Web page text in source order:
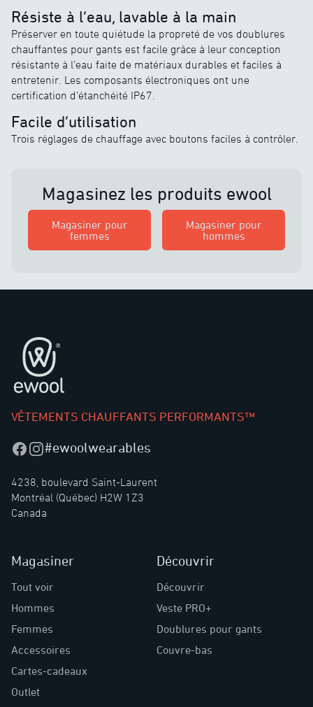
Résiste à l’eau, lavable à la main
Préserver en toute quiétude la propreté de vos doublures
chauffantes pour gants est facile grâce à leur conception
résistante à l’eau faite de matériaux durables et faciles à
entretenir. Les composants électroniques ont une
certification d’étanchéité IP67.
Facile d’utilisation
Trois réglages de chauffage avec boutons faciles à contrôler.
Magasinez les produits ewool
Magasiner pour
femmes
Magasiner pour
hommes
Pied de page
VÊTEMENTS CHAUFFANTS PERFORMANTS™
Facebook
Instagram
#ewoolwearables
4238, boulevard Saint-Laurent
Montréal (Québec) H2W 1Z3
Canada
Magasiner
Tout voir
Hommes
Femmes
Accessoires
Cartes-cadeaux
Outlet
Découvrir
Découvrir
Veste PRO+
Doublures pour gants
Couvre-bas